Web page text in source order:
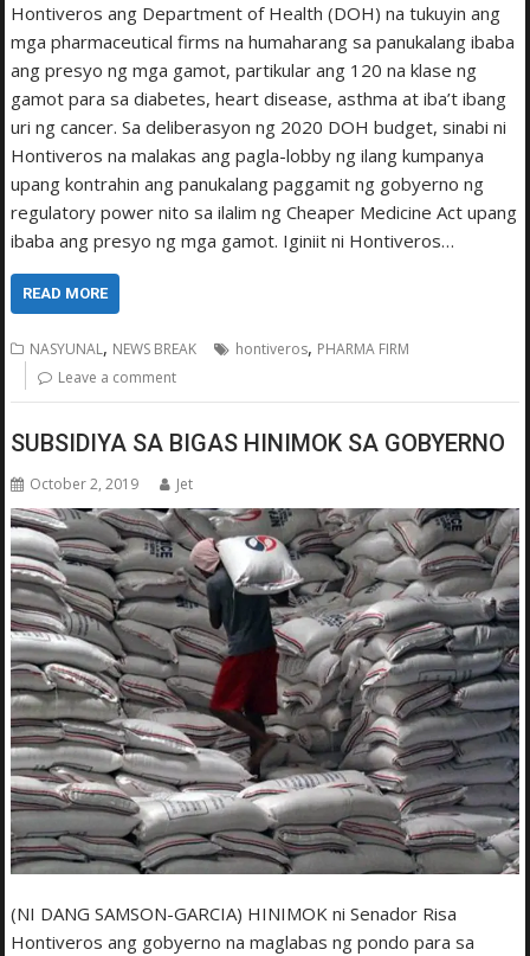
Hontiveros ang Department of Health (DOH) na tukuyin ang
mga pharmaceutical firms na humaharang sa panukalang ibaba
ang presyo ng mga gamot, partikular ang 120 na klase ng
gamot para sa diabetes, heart disease, asthma at iba’t ibang
uri ng cancer. Sa deliberasyon ng 2020 DOH budget, sinabi ni
Hontiveros na malakas ang pagla-lobby ng ilang kumpanya
upang kontrahin ang panukalang paggamit ng gobyerno ng
regulatory power nito sa ilalim ng Cheaper Medicine Act upang
ibaba ang presyo ng mga gamot. Iginiit ni Hontiveros…
READ MORE
NASYUNAL, NEWS BREAK hontiveros, PHARMA FIRM
Leave a comment
SUBSIDIYA SA BIGAS HINIMOK SA GOBYERNO
October 2, 2019 Jet
(NI DANG SAMSON-GARCIA) HINIMOK ni Senador Risa
Hontiveros ang gobyerno na maglabas ng pondo para sa